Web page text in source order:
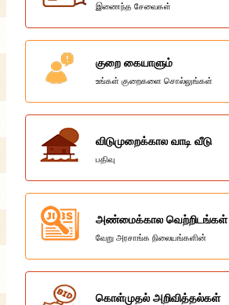
இணைந்த சேவைகள்
குறை கையாளும்
உங்கள் குறைகளை சொல்லுங்கள்
விடுமுறைக்கால வாடி வீடு
பதிவு
அண்மைக்கால வெற்றிடங்கள்
வேறு அரசாங்க நிலையங்களின்
கொள்முதல் அறிவித்தல்கள்